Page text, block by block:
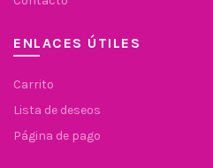
ENLACES ÚTILES
Carrito
Lista de deseos
Página de pago